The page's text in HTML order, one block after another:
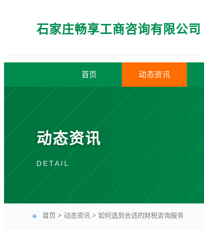
石家庄畅享工商咨询有限公司
首页 动态资讯
动态资讯
DETAIL
首页 > 动态资讯 > 如何选到合适的财税咨询服务